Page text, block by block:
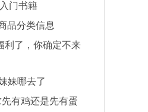
门书籍
品分类信息
利了，你确定不来
妹哪去了
有鸡还是先有蛋